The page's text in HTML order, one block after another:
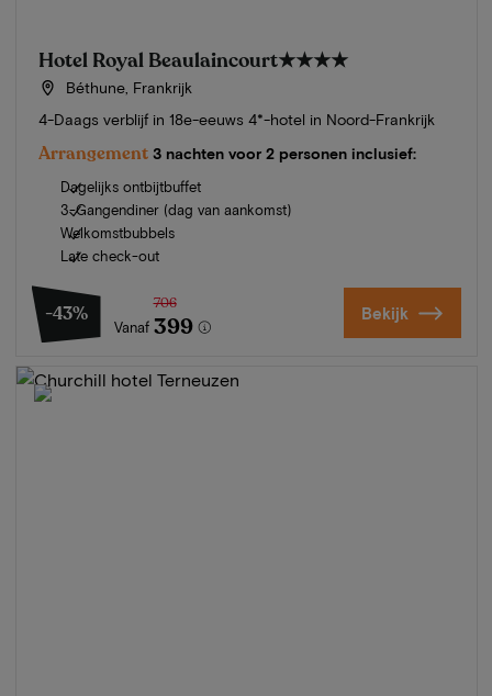
Hotel Royal Beaulaincourt★★★★
Béthune, Frankrijk
4-Daags verblijf in 18e-eeuws 4*-hotel in Noord-Frankrijk
Arrangement 3 nachten voor 2 personen inclusief:
Dagelijks ontbijtbuffet
3-Gangendiner (dag van aankomst)
Welkomstbubbels
Late check-out
-43%
Vanaf
706
399 Bekijk